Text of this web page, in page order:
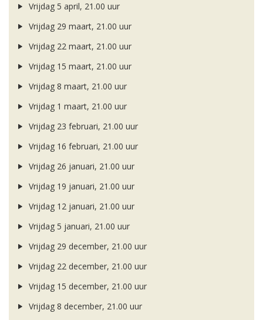
Vrijdag 5 april, 21.00 uur
Vrijdag 29 maart, 21.00 uur
Vrijdag 22 maart, 21.00 uur
Vrijdag 15 maart, 21.00 uur
Vrijdag 8 maart, 21.00 uur
Vrijdag 1 maart, 21.00 uur
Vrijdag 23 februari, 21.00 uur
Vrijdag 16 februari, 21.00 uur
Vrijdag 26 januari, 21.00 uur
Vrijdag 19 januari, 21.00 uur
Vrijdag 12 januari, 21.00 uur
Vrijdag 5 januari, 21.00 uur
Vrijdag 29 december, 21.00 uur
Vrijdag 22 december, 21.00 uur
Vrijdag 15 december, 21.00 uur
Vrijdag 8 december, 21.00 uur